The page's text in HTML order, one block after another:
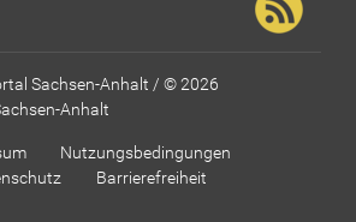
Sachsen-Anhalt / © 2026
Anhalt
Nutzungsbedingungen
Barrierefreiheit